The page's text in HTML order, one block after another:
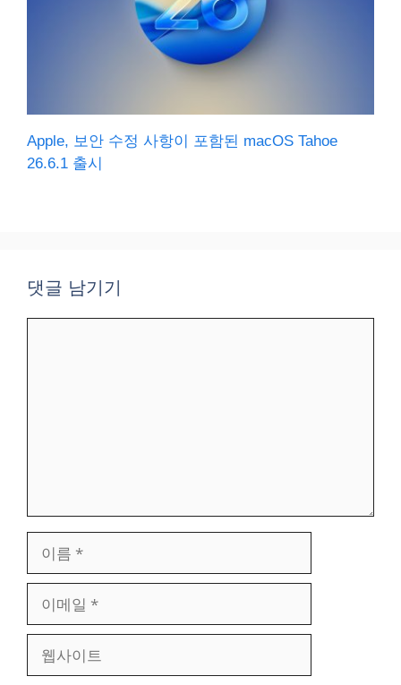
Apple, 보안 수정 사항이 포함된 macOS Tahoe
26.6.1 출시
댓글 남기기
일